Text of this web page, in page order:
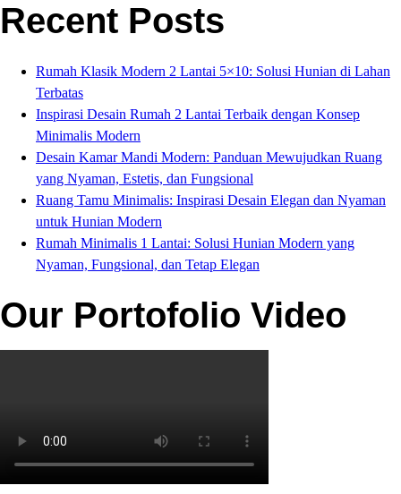
Recent Posts
Rumah Klasik Modern 2 Lantai 5×10: Solusi Hunian di Lahan
Terbatas
Inspirasi Desain Rumah 2 Lantai Terbaik dengan Konsep
Minimalis Modern
Desain Kamar Mandi Modern: Panduan Mewujudkan Ruang
yang Nyaman, Estetis, dan Fungsional
Ruang Tamu Minimalis: Inspirasi Desain Elegan dan Nyaman
untuk Hunian Modern
Rumah Minimalis 1 Lantai: Solusi Hunian Modern yang
Nyaman, Fungsional, dan Tetap Elegan
Our Portofolio Video